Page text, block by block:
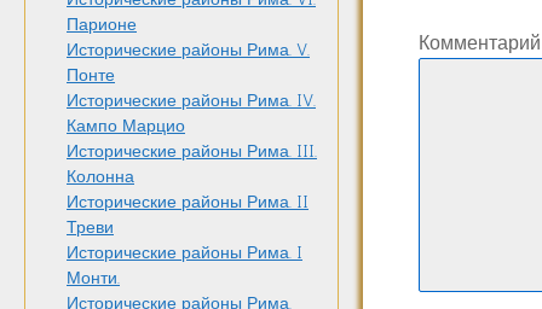
Парионе
Исторические районы Рима. V.
Понте
Исторические районы Рима. IV.
Кампо Марцио
Исторические районы Рима. III.
Колонна
Исторические районы Рима. II
Треви
Исторические районы Рима. I
Монти.
Исторические районы Рима.